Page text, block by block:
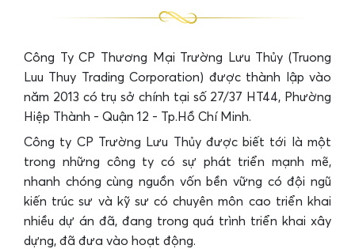
Công Ty CP Thương Mại Trường Lưu Thủy (Truong
Luu Thuy Trading Corporation) được thành lập vào
năm 2013 có trụ sở chính tại số 27/37 HT44, Phường
Hiệp Thành - Quận 12 - Tp.Hồ Chí Minh.
Công ty CP Trường Lưu Thủy được biết tới là một
trong những công ty có sự phát triển mạnh mẽ,
nhanh chóng cùng nguồn vốn bền vững có đội ngũ
kiến trúc sư và kỹ sư có chuyên môn cao triển khai
nhiều dự án đã, đang trong quá trình triển khai xây
dựng, đã đưa vào hoạt động.